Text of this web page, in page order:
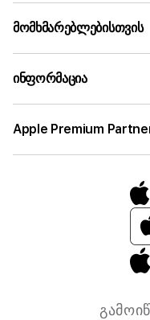
მომხმარებლებისთვის
ინფორმაცია
Apple Premium